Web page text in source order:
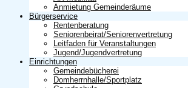
Anmietung Gemeinderäume
Bürgerservice
Rentenberatung
Seniorenbeirat/Seniorenvertretung
Leitfaden für Veranstaltungen
Jugend/Jugendvertretung
Einrichtungen
Gemeindebücherei
Domherrnhalle/Sportplatz